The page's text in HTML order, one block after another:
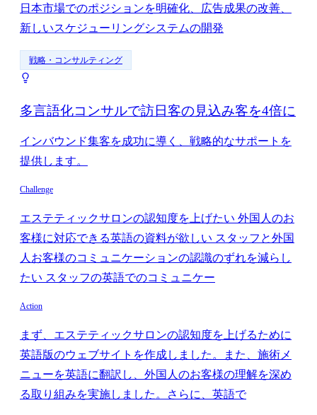
日本市場でのポジションを明確化、広告成果の改善、
新しいスケジューリングシステムの開発
戦略・コンサルティング
多言語化コンサルで訪日客の見込み客を4倍に
インバウンド集客を成功に導く、戦略的なサポートを
提供します。
Challenge
エステティックサロンの認知度を上げたい 外国人のお
客様に対応できる英語の資料が欲しい スタッフと外国
人お客様のコミュニケーションの認識のずれを減らし
たい スタッフの英語でのコミュニケー
Action
まず、エステティックサロンの認知度を上げるために
英語版のウェブサイトを作成しました。また、施術メ
ニューを英語に翻訳し、外国人のお客様の理解を深め
る取り組みを実施しました。さらに、英語で